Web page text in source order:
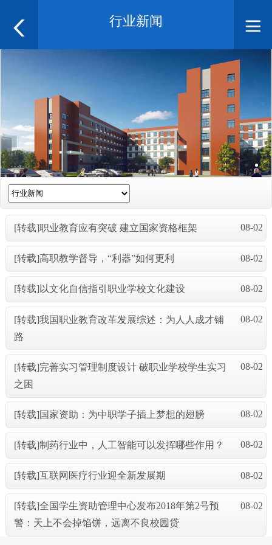
行业新闻
[转载]职业教育应有突破 建立国家资格框架 08-02
[转载]高职教学督导，“利器”如何更利 08-02
[转载]以文化自信指引职业学校文化建设 08-02
[转载]我国职业教育改革发展综述：为人人成才铺
路
08-02
[转载]完善实习管理制度设计 破职业学校学生实习
之困
08-02
[转载]国家资助：为中职学子插上梦想的翅膀 08-02
[转载]制药行业中，人工智能可以发挥哪些作用？ 08-02
[转载]互联网医疗行业迎全新发展期 08-02
[转载]全国学生资助管理中心发布2018年第2号预
警：天上不会掉馅饼，远离不良校园贷
08-02